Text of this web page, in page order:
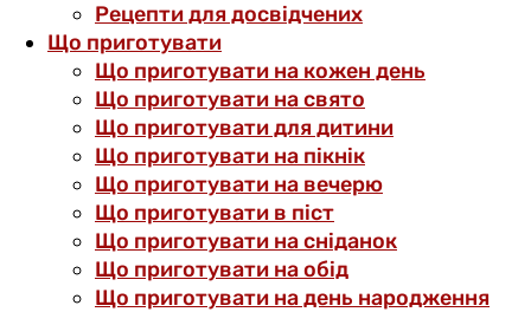
Рецепти для досвідчених
Що приготувати
Що приготувати на кожен день
Що приготувати на свято
Що приготувати для дитини
Що приготувати на пікнік
Що приготувати на вечерю
Що приготувати в піст
Що приготувати на сніданок
Що приготувати на обід
Що приготувати на день народження